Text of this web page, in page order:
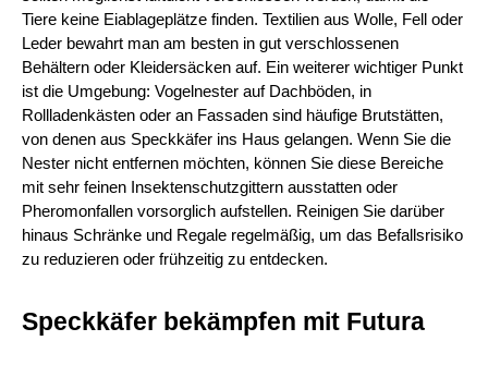
Tiere keine Eiablageplätze finden. Textilien aus Wolle, Fell oder
Leder bewahrt man am besten in gut verschlossenen
Behältern oder Kleidersäcken auf. Ein weiterer wichtiger Punkt
ist die Umgebung: Vogelnester auf Dachböden, in
Rollladenkästen oder an Fassaden sind häufige Brutstätten,
von denen aus Speckkäfer ins Haus gelangen. Wenn Sie die
Nester nicht entfernen möchten, können Sie diese Bereiche
mit sehr feinen Insektenschutzgittern ausstatten oder
Pheromonfallen vorsorglich aufstellen. Reinigen Sie darüber
hinaus Schränke und Regale regelmäßig, um das Befallsrisiko
zu reduzieren oder frühzeitig zu entdecken.
Speckkäfer bekämpfen mit Futura